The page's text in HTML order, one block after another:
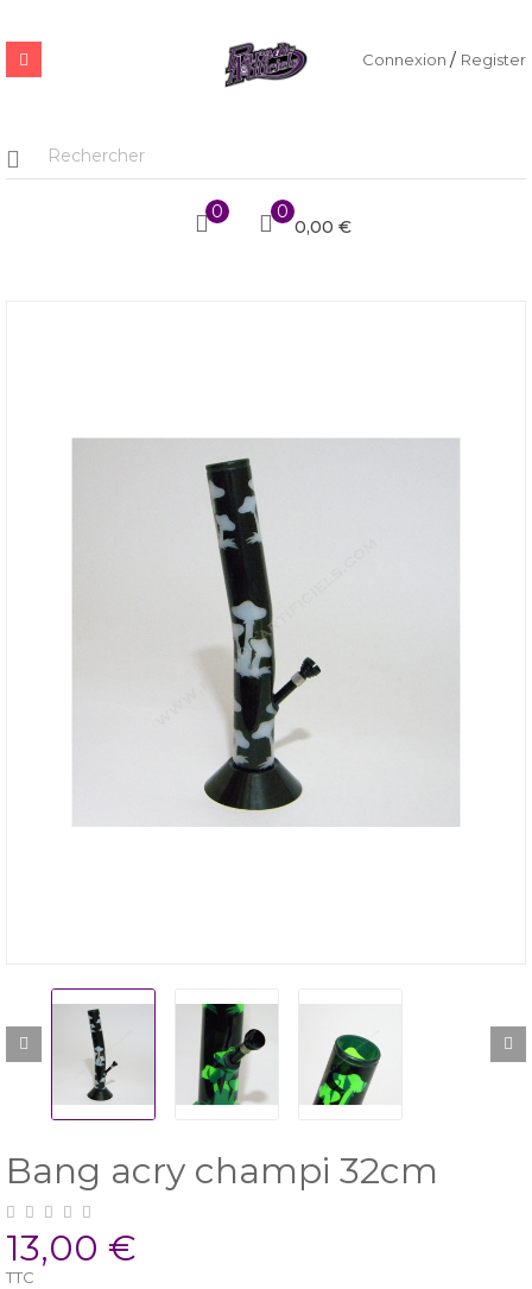
Connexion / Register
0 0
0,00 €
Bang acry champi 32cm
13,00 €
TTC